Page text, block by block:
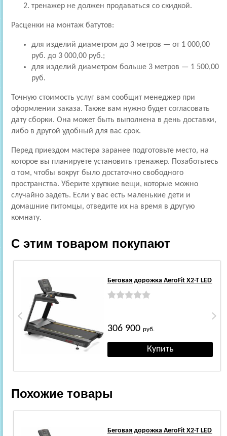
тренажер не должен продаваться со скидкой.
Расценки на монтаж батутов:
для изделий диаметром до 3 метров — от 1 000,00
руб. до 3 000,00 руб.;
для изделий диаметром больше 3 метров — 1 500,00
руб.
Точную стоимость услуг вам сообщит менеджер при
оформлении заказа. Также вам нужно будет согласовать
дату сборки. Она может быть выполнена в день доставки,
либо в другой удобный для вас срок.
Перед приездом мастера заранее подготовьте место, на
которое вы планируете установить тренажер. Позаботьтесь
о том, чтобы вокруг было достаточно свободного
пространства. Уберите хрупкие вещи, которые можно
случайно задеть. Если у вас есть маленькие дети и
домашние питомцы, отведите их на время в другую
комнату.
С этим товаром покупают
Беговая дорожка AeroFit X2-T LED
306 900 руб.
Похожие товары
Беговая дорожка AeroFit X2-T LED